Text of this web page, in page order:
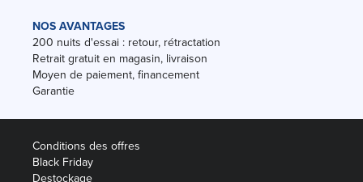
NOS AVANTAGES
200 nuits d'essai : retour, rétractation
Retrait gratuit en magasin, livraison
Moyen de paiement, financement
Garantie
Conditions des offres
Black Friday
Destockage